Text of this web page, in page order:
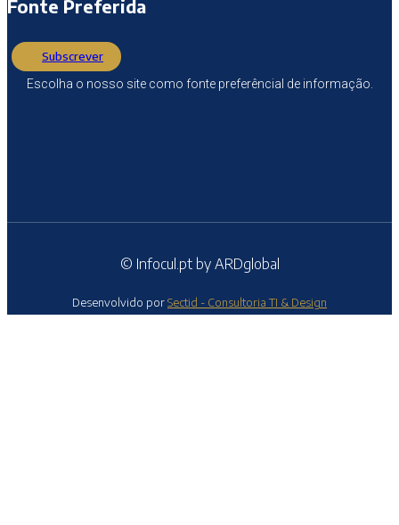
Fonte Preferida
Subscrever
Escolha o nosso site como fonte preferêncial de informação.
© Infocul.pt by ARDglobal
Desenvolvido porSectid - Consultoria TI & Design